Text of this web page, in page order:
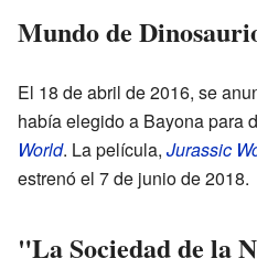
Mundo de
El 18 de abril de 2016, se
había elegido a Bayona para
World. La película, Jurassic
estrenó el 7 de junio de 2018.
"La Sociedad de la